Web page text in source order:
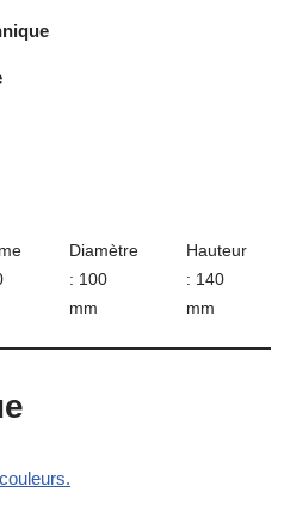
Diamètre
: 100
mm
Hauteur
: 140
mm